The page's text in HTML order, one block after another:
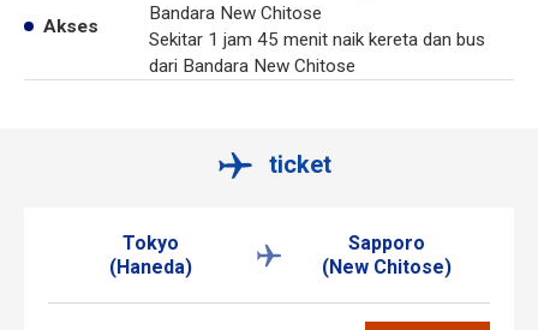
Akses
Bandara New Chitose
Sekitar 1 jam 45 menit naik kereta dan bus
dari Bandara New Chitose
ticket
Tokyo
(Haneda)
Sapporo
(New Chitose)